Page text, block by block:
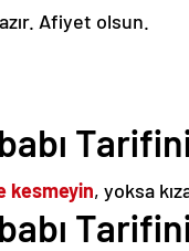
Afiyet olsun.
kesmeyin, yoksa